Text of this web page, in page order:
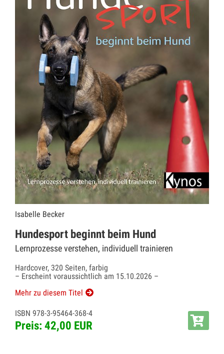
Isabelle Becker
Hundesport beginnt beim Hund
Lernprozesse verstehen, individuell trainieren
Hardcover, 320 Seiten, farbig
– Erscheint voraussichtlich am 15.10.2026 –
Mehr zu diesem Titel
ISBN 978-3-95464-368-4
Preis: 42,00 EUR